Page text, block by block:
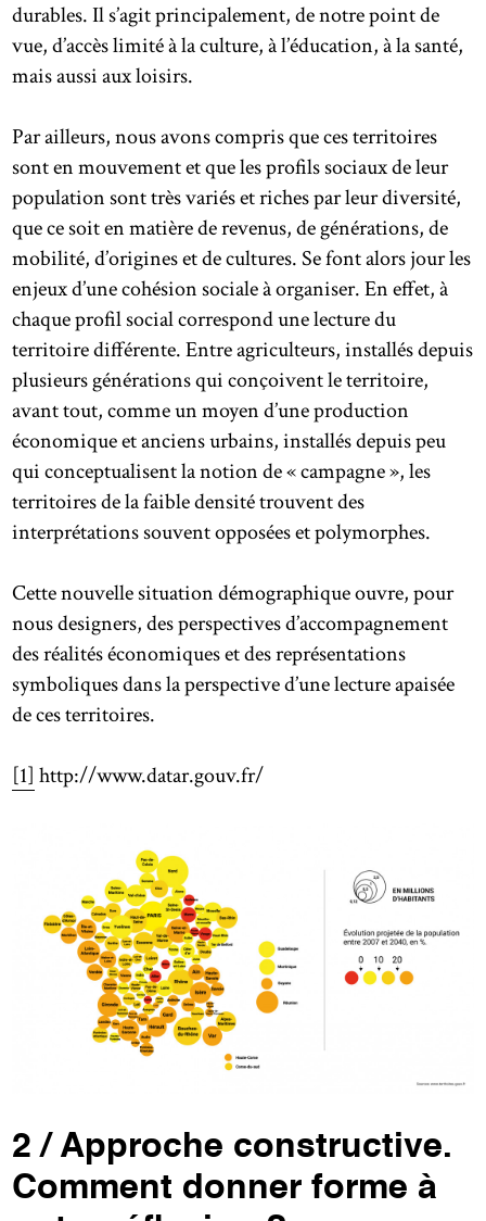
durables. Il s’agit principalement, de notre point de
vue, d’accès limité à la culture, à l’éducation, à la santé,
mais aussi aux loisirs.
Par ailleurs, nous avons compris que ces territoires
sont en mouvement et que les profils sociaux de leur
population sont très variés et riches par leur diversité,
que ce soit en matière de revenus, de générations, de
mobilité, d’origines et de cultures. Se font alors jour les
enjeux d’une cohésion sociale à organiser. En effet, à
chaque profil social correspond une lecture du
territoire différente. Entre agriculteurs, installés depuis
plusieurs générations qui conçoivent le territoire,
avant tout, comme un moyen d’une production
économique et anciens urbains, installés depuis peu
qui conceptualisent la notion de « campagne », les
territoires de la faible densité trouvent des
interprétations souvent opposées et polymorphes.
Cette nouvelle situation démographique ouvre, pour
nous designers, des perspectives d’accompagnement
des réalités économiques et des représentations
symboliques dans la perspective d’une lecture apaisée
de ces territoires.
[1] http://www.datar.gouv.fr/
2 / Approche constructive.
Comment donner forme à